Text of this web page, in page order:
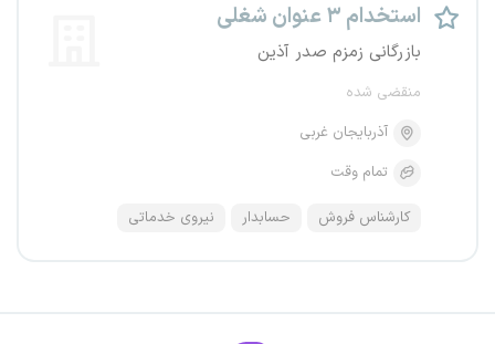
استخدام ۳ عنوان شغلی
بازرگانی زمزم صدر آذین
منقضی شده
آذربایجان غربی
تمام وقت
کارشناس فروش حسابدار نیروی خدماتی